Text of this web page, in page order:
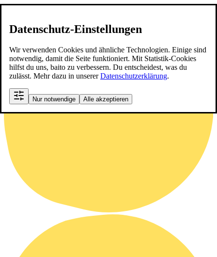
Datenschutz-Einstellungen
Wir verwenden Cookies und ähnliche Technologien. Einige sind
notwendig, damit die Seite funktioniert. Mit Statistik-Cookies
hilfst du uns, baito zu verbessern. Du entscheidest, was du
zulässt. Mehr dazu in unsererDatenschutzerklärung.
Nur notwendige Alle akzeptieren